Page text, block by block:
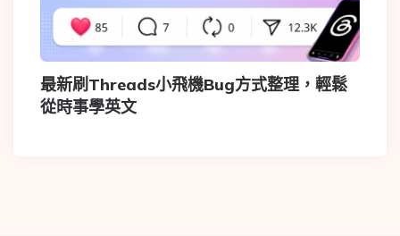
最新刷Threads小飛機Bug方式整理，輕鬆
從時事學英文